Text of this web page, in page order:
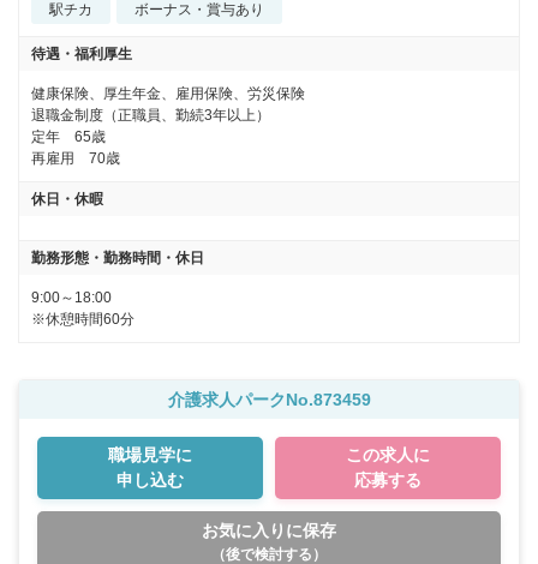
駅チカ ボーナス・賞与あり
待遇・福利厚生
健康保険、厚生年金、雇用保険、労災保険
退職金制度（正職員、勤続3年以上）
定年　65歳
再雇用　70歳
休日・休暇
勤務形態・勤務時間・休日
9:00～18:00
※休憩時間60分
介護求人パークNo.873459
職場見学に
申し込む
この求人に
応募する
お気に入りに保存
（後で検討する）